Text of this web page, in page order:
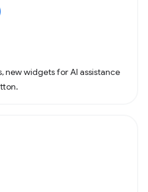
new widgets for AI assistance